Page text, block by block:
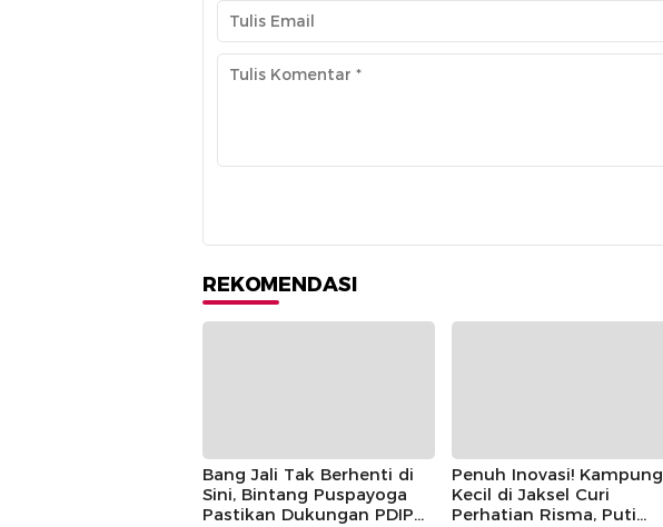
REKOMENDASI
Bang Jali Tak Berhenti di
Sini, Bintang Puspayoga
Pastikan Dukungan PDIP
Penuh Inovasi! Kampung
Kecil di Jaksel Curi
Perhatian Risma, Puti